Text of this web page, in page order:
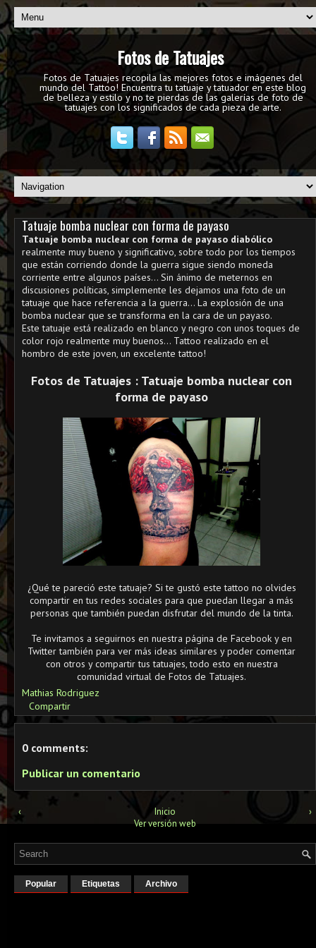
Fotos de Tatuajes
Fotos de Tatuajes recopila las mejores fotos e imágenes del
mundo del Tattoo! Encuentra tu tatuaje y tatuador en este blog
de belleza y estilo y no te pierdas de las galerías de foto de
tatuajes con los significados de cada pieza de arte.
Tatuaje bomba nuclear con forma de payaso
Tatuaje bomba nuclear con forma de payaso diabólico
realmente muy bueno y significativo, sobre todo por los tiempos
que están corriendo donde la guerra sigue siendo moneda
corriente entre algunos países... Sin ánimo de meternos en
discusiones políticas, simplemente les dejamos una foto de un
tatuaje que hace referencia a la guerra... La explosión de una
bomba nuclear que se transforma en la cara de un payaso.
Este tatuaje está realizado en blanco y negro con unos toques de
color rojo realmente muy buenos... Tattoo realizado en el
hombro de este joven, un excelente tattoo!
Fotos de Tatuajes : Tatuaje bomba nuclear con
forma de payaso
¿Qué te pareció este tatuaje? Si te gustó este tattoo no olvides
compartir en tus redes sociales para que puedan llegar a más
personas que también puedan disfrutar del mundo de la tinta.
Te invitamos a seguirnos en nuestra página de Facebook y en
Twitter también para ver más ideas similares y poder comentar
con otros y compartir tus tatuajes, todo esto en nuestra
comunidad virtual de Fotos de Tatuajes.
Mathias Rodriguez
Compartir
0 comments:
Publicar un comentario
‹ ›
Inicio
Ver versión web
Popular Etiquetas Archivo